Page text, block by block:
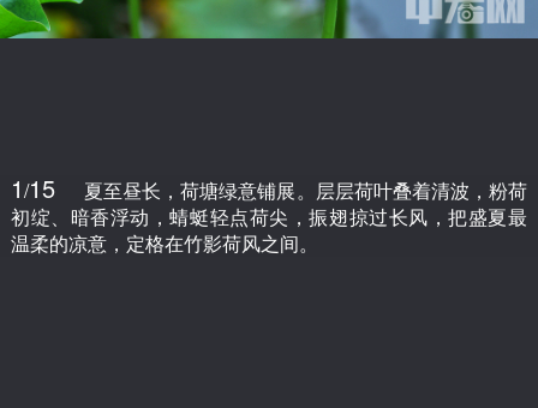
1/15
夏至昼长，荷塘绿意铺展。层层荷叶叠着清波，粉荷
初绽、暗香浮动，蜻蜓轻点荷尖，振翅掠过长风，把盛夏最
温柔的凉意，定格在竹影荷风之间。